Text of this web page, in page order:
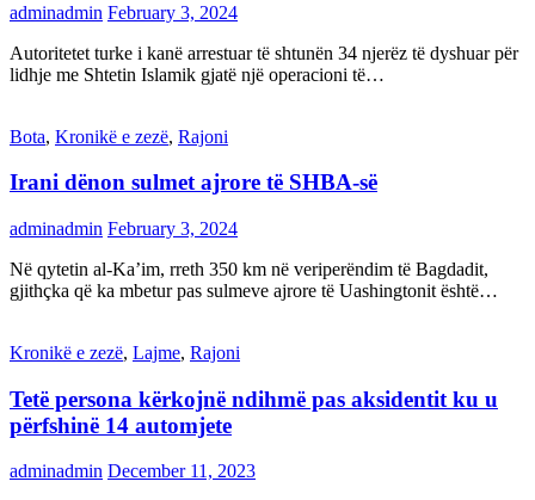
adminadmin February 3, 2024
Autoritetet turke i kanë arrestuar të shtunën 34 njerëz të dyshuar për
lidhje me Shtetin Islamik gjatë një operacioni të…
Bota, Kronikë e zezë, Rajoni
Irani dënon sulmet ajrore të SHBA-së
adminadmin February 3, 2024
Në qytetin al-Ka’im, rreth 350 km në veriperëndim të Bagdadit,
gjithçka që ka mbetur pas sulmeve ajrore të Uashingtonit është…
Kronikë e zezë, Lajme, Rajoni
Tetë persona kërkojnë ndihmë pas aksidentit ku u
përfshinë 14 automjete
adminadmin December 11, 2023